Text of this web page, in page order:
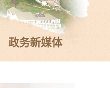
政务新媒体